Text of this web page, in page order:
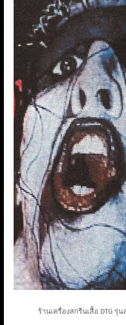
ร้านเครื่องสกรีนเสื้อ DTG รุ่